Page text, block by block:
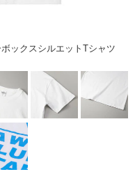
ックスシルエットTシャツ